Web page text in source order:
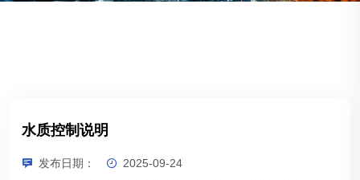
水质控制说明
发布日期： 2025-09-24